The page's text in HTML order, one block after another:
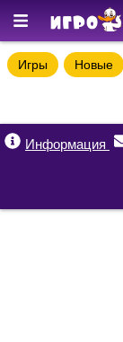
Игры Новые
Информация